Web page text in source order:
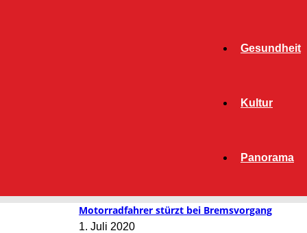
Gesundheit
Kultur
Panorama
Motorradfahrer stürzt bei Bremsvorgang
1. Juli 2020